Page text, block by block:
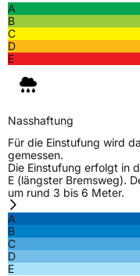
A
B
C
D
E
Nasshaftung
Für die Einstufung wird
gemessen.
Die Einstufung erfolgt in
E (längster Bremsweg).
um rund 3 bis 6 Meter.
A
B
C
D
E